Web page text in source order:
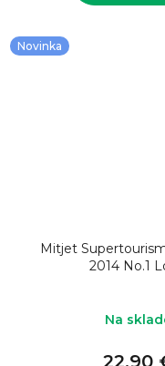
Novinka
Mitjet
2014 No.1
Na
22,90